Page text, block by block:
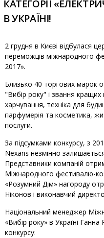
КАТЕГОРІЇ
В УКРАЇНІ!
2 грудня в Києві відбулася
переможців міжнародного
2017».
Близько 40 торгових марок
"Вибір року" і звання кращих
харчування, техніка для
парфумерія та косметика,
послуги.
За підсумками конкурсу, з
Nexans незмінно
Представники компаній
Міжнародного фестивалю-
«Розумний Дім» нагороду
Ніконов і виконавчий
Національний менеджер
«Вибір року» в Україні
конкурсу: